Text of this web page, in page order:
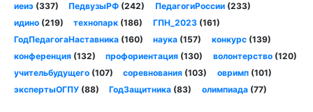
иеиэ(337) ПедвузыРФ (242) ПедагогиРоссии(233)
идино(219) технопарк (186) ГПН_2023(161)
ГодПедагогаНаставника(160) наука (157) конкурс(139)
конференция(132) профориентация (130) волонтерство(120)
учительбудущего(107) соревнования (103) овримп(101)
экспертыОГПУ(88) ГодЗащитника (83) олимпиада(77)